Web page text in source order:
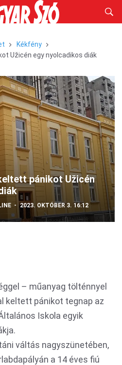
Kékfény
Užicén egy nyolcadikos diák
pánikot Užicén
2023. OKTÓBER 3. 16:12
– műanyag tölténnyel
keltett pánikot tegnap az
Iskola egyik
váltás nagyszünetében,
a 14 éves fiú